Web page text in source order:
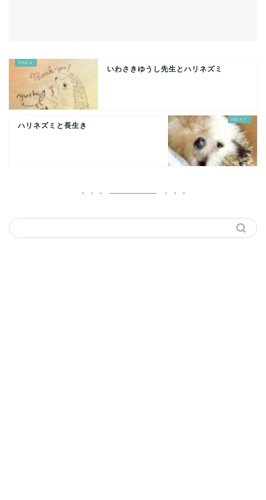
いわさきゆうし先生とハリネズミ
ハリネズミと長生き